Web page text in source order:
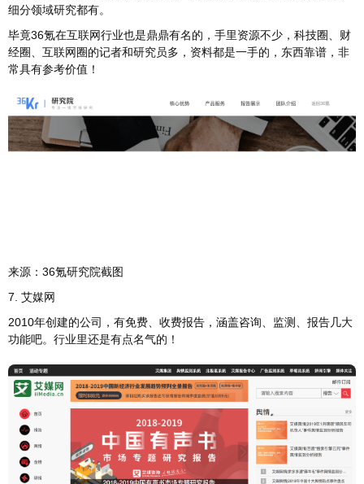
细分领域研究都有。
毕竟36氪在互联网行业也是鼎鼎有名的，手里资源不少，科技圈、财
经圈、互联网圈的记者和研究员多，资料都是一手的，东西靠谱，非
常具有参考价值！
来源：36氪研究院截图
7. 艾媒网
2010年创建的公司，有免费、收费报告，涵盖咨询、监测、报告几大
功能吧。行业里还是有点名气的！